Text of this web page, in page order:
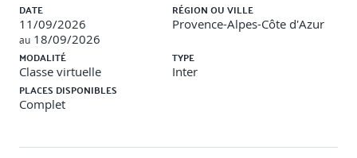
L’évaluation de la formation
Engager sur l’après, donner des marques de
reconnaissance
Le plan d’action de mise en application
Les marques de reconnaissance
Expérimentation des techniques, mises en situation
DATE
11/09/2026
au 18/09/2026
RÉGION OU VILLE
Provence-Alpes-Côte d'Azur
MODALITÉ
Classe virtuelle
TYPE
Inter
PLACES DISPONIBLES
Complet